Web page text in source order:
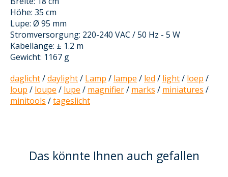
Höhe: 35 cm
Lupe: Ø 95 mm
Stromversorgung: 220-240 VAC / 50 Hz - 5 W
Kabellänge: ± 1.2 m
Gewicht: 1167 g
daglicht/daylight/ Lamp / lampe / led / light/ loep /
loup / loupe / lupe / magnifier/ marks / miniatures /
minitools /tageslicht
Das könnte Ihnen auch gefallen